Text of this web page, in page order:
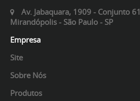
Av. Jabaquara, 1909 - Conjunto 61
Mirandópolis - São Paulo - SP
Empresa
Site
Sobre Nós
Produtos